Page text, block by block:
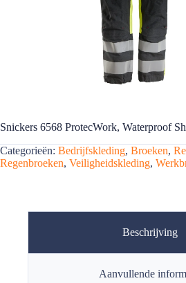
Snickers 6568 ProtecWork, Waterproof
Categorieën: Bedrijfskleding, Broeken,
Regenbroeken, Veiligheidskleding,
Beschrijving
Aanvullende